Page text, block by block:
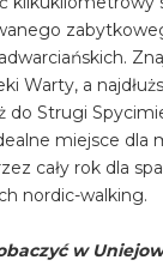
Warty, a
do Strugi
miejsce dla
cały rok dla
nordic-walking.
w